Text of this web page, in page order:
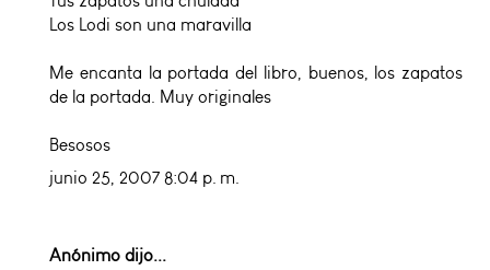
Los Lodi son una maravilla
Me encanta la portada del libro, buenos, los zapatos
de la portada. Muy originales
Besosos
junio 25, 2007 8:04 p. m.
Anónimo dijo...